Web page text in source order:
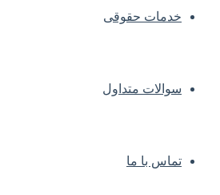
خدمات حقوقی
سوالات متداول
تماس با ما